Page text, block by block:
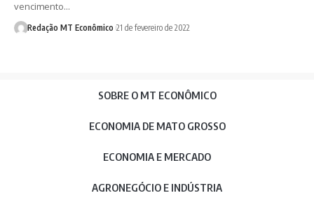
vencimento…
Redação MT Econômico 21 de fevereiro de 2022
SOBRE O MT ECONÔMICO
ECONOMIA DE MATO GROSSO
ECONOMIA E MERCADO
AGRONEGÓCIO E INDÚSTRIA